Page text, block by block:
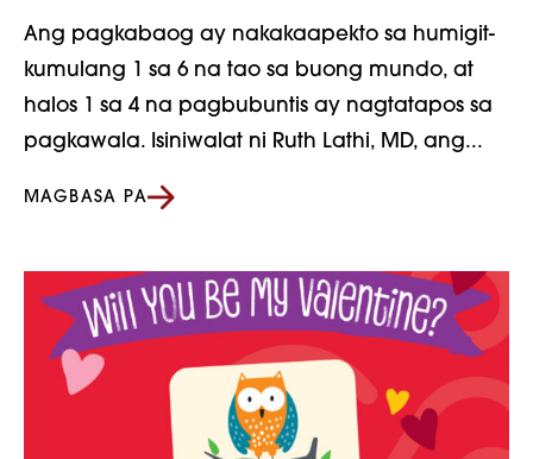
Ang pagkabaog ay nakakaapekto sa humigit-
kumulang 1 sa 6 na tao sa buong mundo, at
halos 1 sa 4 na pagbubuntis ay nagtatapos sa
pagkawala. Isiniwalat ni Ruth Lathi, MD, ang...
MAGBASA PA